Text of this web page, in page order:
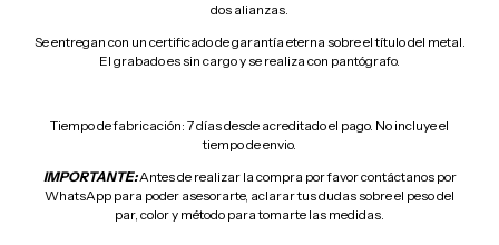
dos alianzas.
Se entregan con un certificado de garantía eterna sobre el título del metal.
El grabado es sin cargo y se realiza con pantógrafo.
Tiempo de fabricación: 7 días desde acreditado el pago. No incluye el
tiempo de envio.
IMPORTANTE:Antes de realizar la compra por favor contáctanos por
WhatsApp para poder asesorarte, aclarar tus dudas sobre el peso del
par, color y método para tomarte las medidas.